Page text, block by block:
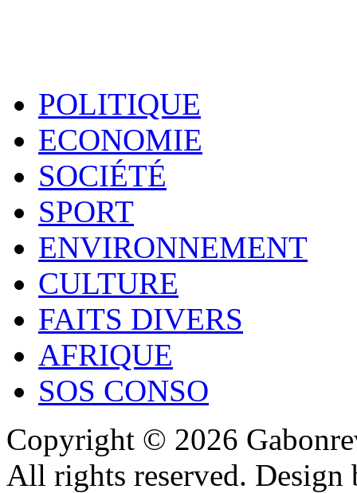
POLITIQUE
ECONOMIE
SOCIÉTÉ
SPORT
ENVIRONNEMENT
CULTURE
FAITS DIVERS
AFRIQUE
SOS CONSO
Copyright © 2026
All rights reserved.